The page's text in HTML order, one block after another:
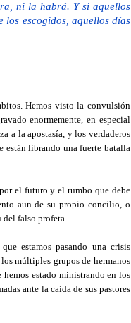
ni la habrá. Y si aquellos
los escogidos, aquellos días
Hemos visto la convulsión
enormemente, en especial
a la apostasía, y los verdaderos
están librando una fuerte batalla
el futuro y el rumbo que debe
aun de su propio concilio, o
del falso profeta.
estamos pasando una crisis
múltiples grupos de hermanos
hemos estado ministrando en los
ante la caída de sus pastores